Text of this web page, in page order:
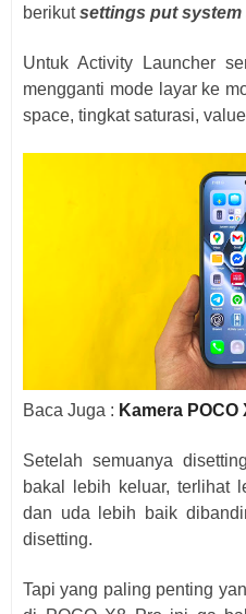
berikutsettings put system
Untuk Activity Launcher
mengganti mode layar ke
space, tingkat saturasi,
Baca Juga : Kamera
Setelah semuanya
bakal lebih keluar, terlihat
dan uda lebih baik
disetting.
Tapi yang paling penting